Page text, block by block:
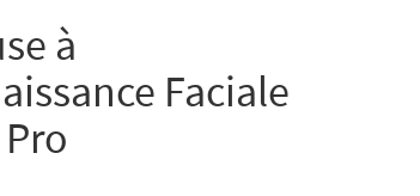
à
Faciale